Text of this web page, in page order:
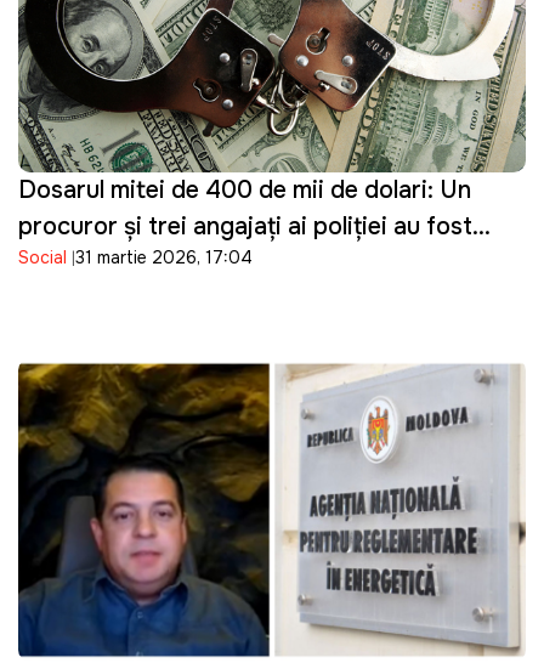
Dosarul mitei de 400 de mii de dolari: Un
procuror și trei angajați ai poliției au fost
reținuți
Social 31 martie 2026, 17:04